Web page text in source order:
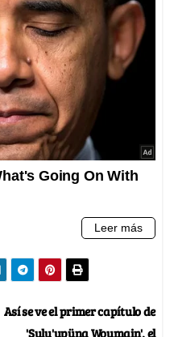
Así se ve el primer capítulo de
'Sulu'upüna Woumain', el